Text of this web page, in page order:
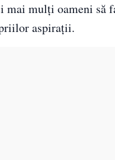
mai mulți oameni să
aspirații.